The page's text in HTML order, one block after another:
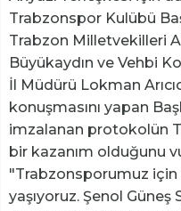
Trabzonspor Kulübü
Trabzon Milletvekilleri
Büyükaydın ve Vehbi
İl Müdürü Lokman
konuşmasını yapan
imzalanan protokolün
bir kazanım olduğunu
"Trabzonsporumuz
yaşıyoruz. Şenol